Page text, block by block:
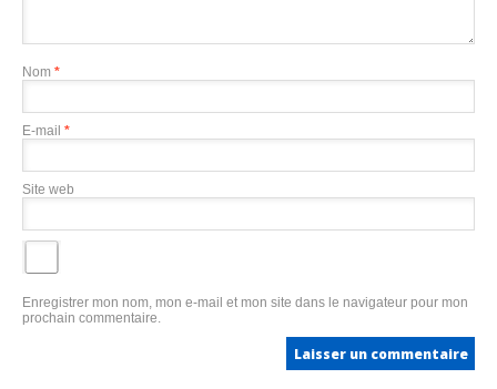
Nom *
E-mail *
Site web
Enregistrer mon nom, mon e-mail et mon site dans le navigateur pour mon
prochain commentaire.